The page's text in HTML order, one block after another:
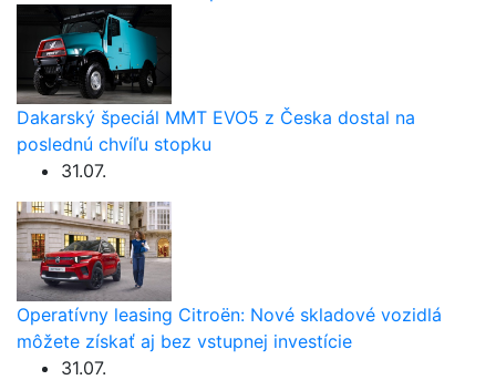
Dakarský špeciál MMT EVO5 z Česka dostal na
poslednú chvíľu stopku
31.07.
Operatívny leasing Citroën: Nové skladové vozidlá
môžete získať aj bez vstupnej investície
31.07.